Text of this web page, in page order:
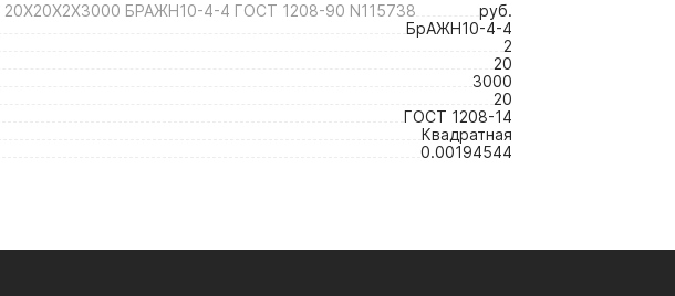
БРАЖН10-4-4 ГОСТ 1208-90 N115738
руб.
БрАЖН10-4-4
2
20
3000
20
ГОСТ 1208-14
Квадратная
0.00194544